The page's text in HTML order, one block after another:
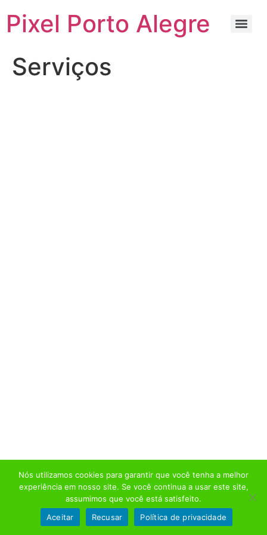
Pixel Porto Alegre
Serviços
Nós utilizamos cookies para garantir que você tenha a melhor
experiência em nosso site. Se você continua a usar este site,
assumimos que você está satisfeito.
Aceitar
Recusar Política de privacidade